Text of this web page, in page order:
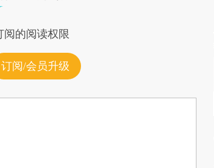
的阅读权限
订阅/会员升级